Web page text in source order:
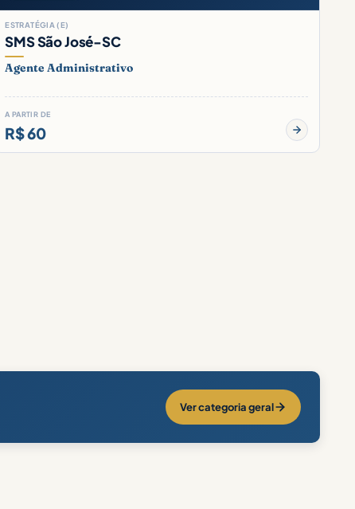
ESTRATÉGIA (E)
SMS São José-SC
Agente Administrativo
A PARTIR DE
R$ 60
Ver categoria geral